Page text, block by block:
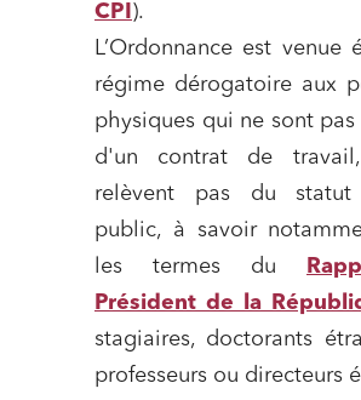
CPI ).
L’Ordonnance est venue
régime dérogatoire aux
physiques qui ne sont
d'un contrat de
relèvent pas du statut
public, à savoir
les termes du
Président de la
stagiaires, doctorants
professeurs ou directeurs